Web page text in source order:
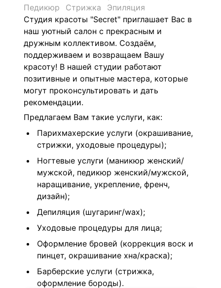
Педикюр
Стрижка
Эпиляция
Студия красоты "Secret" приглашает Вас в
наш уютный салон с прекрасным и
дружным коллективом. Создаём,
поддерживаем и возвращаем Вашу
красоту! В нашей студии работают
позитивные и опытные мастера, которые
могут проконсультировать и дать
рекомендации.
Предлагаем Вам такие услуги, как:
Парихмахерские услуги (окрашивание,
стрижки, уходовые процедуры);
Ногтевые услуги (маникюр женский/
мужской, педикюр женский/мужской,
наращивание, укрепление, френч,
дизайн);
Депиляция (шугаринг/wax);
Уходовые процедуры для лица;
Оформление бровей (коррекция воск и
пинцет, окрашивание хна/краска);
Барберские услуги (стрижка,
оформление бороды).